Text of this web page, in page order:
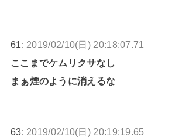
61: 2019/02/10(日) 20:18:07.71
ここまでケムリクサなし
まぁ煙のように消えるな
63: 2019/02/10(日) 20:19:19.65